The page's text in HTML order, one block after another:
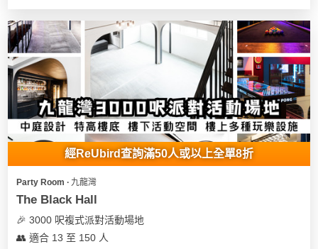
經ReUbird查詢滿50人或以上全單8折
Party Room ∙ 九龍灣
The Black Hall
🎉 3000 呎複式派對活動場地
👥 適合 13 至 150 人